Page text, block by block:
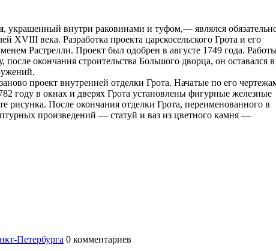
, украшенный внутри раковинами и туфом,— являлся
XVIII века. Разработка проекта царскосельского Грота и его
Растрелли. Проект был одобрен в августе 1749 года.
после окончания строительства Большого дворца, он оставался в
проект внутренней отделки Грота. Начатые по его
году в окнах и дверях Грота установлены фигурные железные
рисунка. После окончания отделки Грота, переименованного в
произведений — статуй и ваз из цветного камня —
Петербурга 0 комментариев